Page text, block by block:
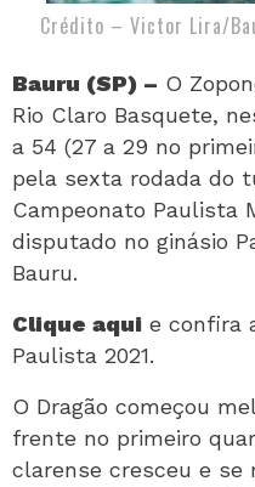
Crédito – Victor Lira/
Bauru (SP) – O
Rio Claro Basquete,
a 54 (27 a 29 no
pela sexta rodada do
Campeonato Paulista
disputado no ginásio
Bauru.
Clique aqui e confira
Paulista 2021.
O Dragão começou
frente no primeiro
clarense cresceu e se